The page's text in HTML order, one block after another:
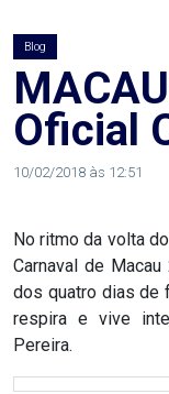
ALEGRIA
ALRN
ARTIGO
Blog
Oficial
10/02/2018 às 12:51
No ritmo da volta
Carnaval de
dos quatro dias de
respira e vive
Pereira.